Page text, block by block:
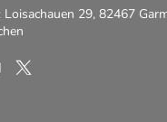
29, 82467